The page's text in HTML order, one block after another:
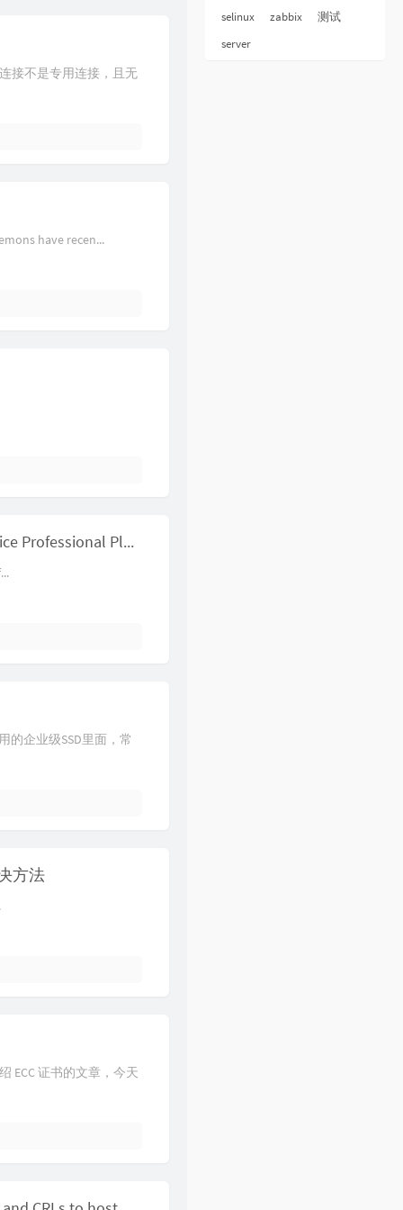
接不是专用连接，且无
have recen...
Visio 2016打开文件提示"Windows 正在设置 Microsoft Office Professional Plus 2016"
的企业级SSD里面，常
方法
ECC 证书的文章，今天
selinux zabbix
测试
server